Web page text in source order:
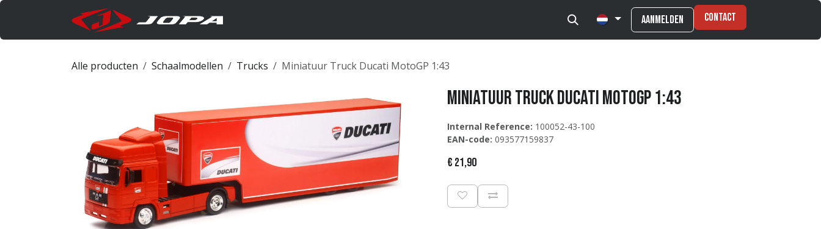
Overslaan naar inhoud
Aanmelden Contact
Alle producten Schaalmodellen Trucks Miniatuur Truck Ducati MotoGP 1:43
Miniatuur Truck Ducati MotoGP 1:43
Internal Reference: 100052-43-100
EAN-code: 093577159837
€ 21,90